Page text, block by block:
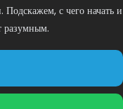
с чего начать и
разумным.